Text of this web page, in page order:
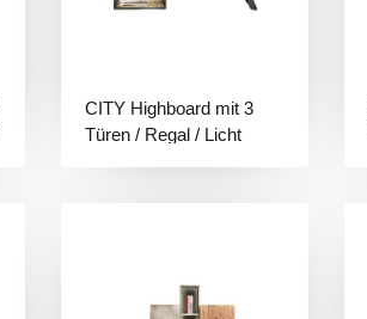
CITY Highboard mit 3
Türen / Regal / Licht